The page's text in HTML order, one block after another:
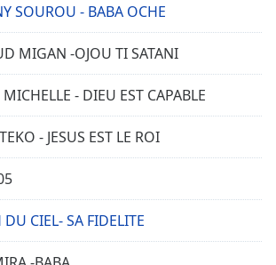
SOUROU - BABA OCHE
MIGAN -OJOU TI SATANI
- DIEU EST CAPABLE
- JESUS EST LE ROI
DU CIEL- SA FIDELITE